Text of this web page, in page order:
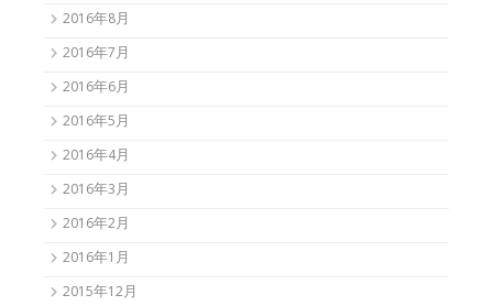
2016年8月
2016年7月
2016年6月
2016年5月
2016年4月
2016年3月
2016年2月
2016年1月
2015年12月